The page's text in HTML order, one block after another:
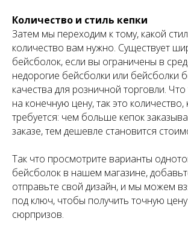
Количество и стиль кепки
Затем мы переходим к тому, какой
количество вам нужно. Существует
бейсболок, если вы ограничены в
недорогие бейсболки или бейсболки
качества для розничной торговли.
на конечную цену, так это
требуется: чем больше кепок
заказе, тем дешевле становится
Так что просмотрите варианты
бейсболок в нашем магазине,
отправьте свой дизайн, и мы можем
под ключ, чтобы получить точную
сюрпризов.